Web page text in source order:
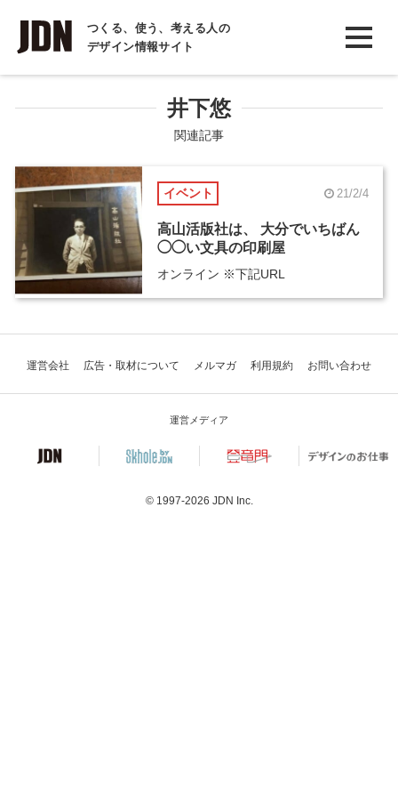
つくる、使う、考える人の
デザイン情報サイト
INTERVIEW
インタビュー
COLUMN
コラム
井下悠
関連記事
イベント 21/2/4
高山活版社は、 大分でいちばん
◯◯い文具の印刷屋
オンライン ※下記URL
運営会社 広告・取材について メルマガ 利用規約 お問い合わせ
運営メディア
© 1997-2026 JDN Inc.